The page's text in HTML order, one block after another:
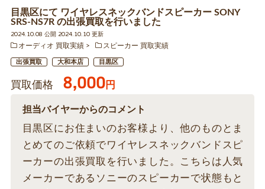
目黒区にて ワイヤレスネックバンドスピーカー SONY
SRS-NS7R の出張買取を行いました
2024.10.08 公開 2024.10.10 更新
オーディオ 買取実績
スピーカー 買取実績
出張買取 大和本店 目黒区
買取価格 8,000円
担当バイヤーからのコメント
目黒区にお住まいのお客様より、他のものとま
とめてのご依頼でワイヤレスネックバンドスピ
ーカーの出張買取を行いました。こちらは人気
メーカーであるソニーのスピーカーで状態もと